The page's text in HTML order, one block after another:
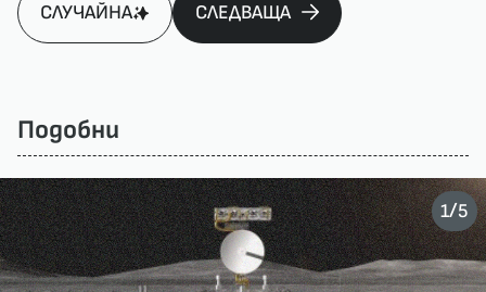
СЛУЧАЙНА СЛЕДВАЩА
Подобни
1/5